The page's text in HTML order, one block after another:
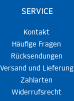
SERVICE
Kontakt
Häufige Fragen
Rücksendungen
Versand und Lieferung
Zahlarten
Widerrufsrecht